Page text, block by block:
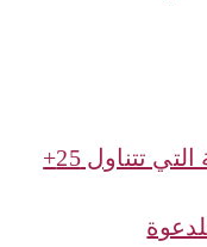
تحليل سياق السياسة التي تتناول 25+